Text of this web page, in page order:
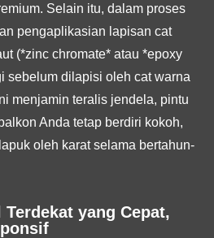
Selain itu, dalam proses
pengaplikasian lapisan cat
(*zinc chromate* atau *epoxy
sebelum dilapisi oleh cat warna
menjamin teralis jendela, pintu
Anda tetap berdiri kokoh,
oleh karat selama bertahun-
yang Cepat,